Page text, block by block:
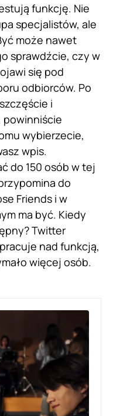
funkcję. Nie
specjalistów, ale
może nawet
sprawdźcie, czy w
się pod
odbiorców. Po
i
powinniście
wybierzecie,
wpis.
do 150 osób w tej
do
Friends i w
ma być. Kiedy
Twitter
nad funkcją,
więcej osób.